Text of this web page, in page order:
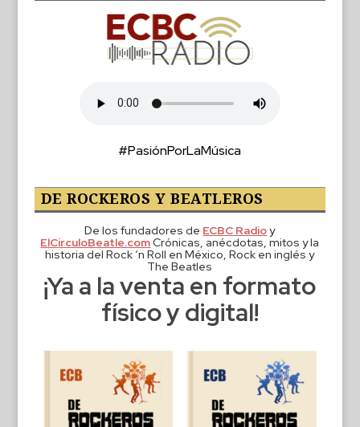
#PasiónPorLaMúsica
DE ROCKEROS Y BEATLEROS
De los fundadores de ECBC Radioy
ElCirculoBeatle.comCrónicas, anécdotas, mitos y la
historia del Rock ‘n Roll en México, Rock en inglés y
The Beatles
¡Ya a la venta en formato
físico y digital!